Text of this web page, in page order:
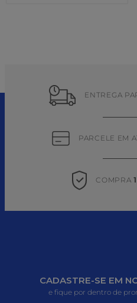
ENTREGA
PARCELE EM
COMPRA
CADASTRE-SE EM
e fique por dentro de